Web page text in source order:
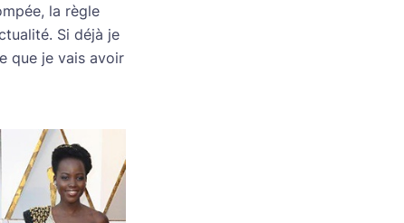
la règle
Si déjà je
que je vais avoir